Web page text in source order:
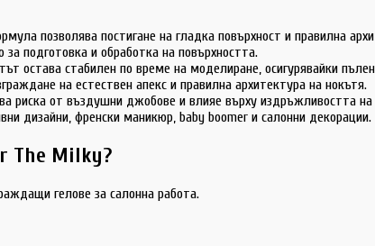
позволява постигане на гладка повърхност и правилна
подготовка и обработка на повърхността.
остава стабилен по време на моделиране, осигурявайки
на естествен апекс и правилна архитектура на нокътя.
риска от въздушни джобове и влияе върху издръжливостта на
дизайни, френски маникюр, baby boomer и салонни декорации.
The Milky?
гелове за салонна работа.